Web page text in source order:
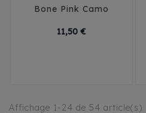
Bone Pink Camo
11,50 €
Affichage 1-24 de 54 article(s)